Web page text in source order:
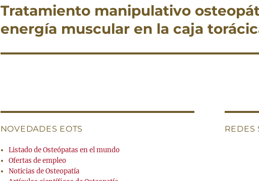
Entrada
Tratamiento manipulativo
energía muscular en la caja
NOVEDADES EOTS
Listado de Osteópatas en el mundo
Ofertas de empleo
Noticias de Osteopatía
REDES